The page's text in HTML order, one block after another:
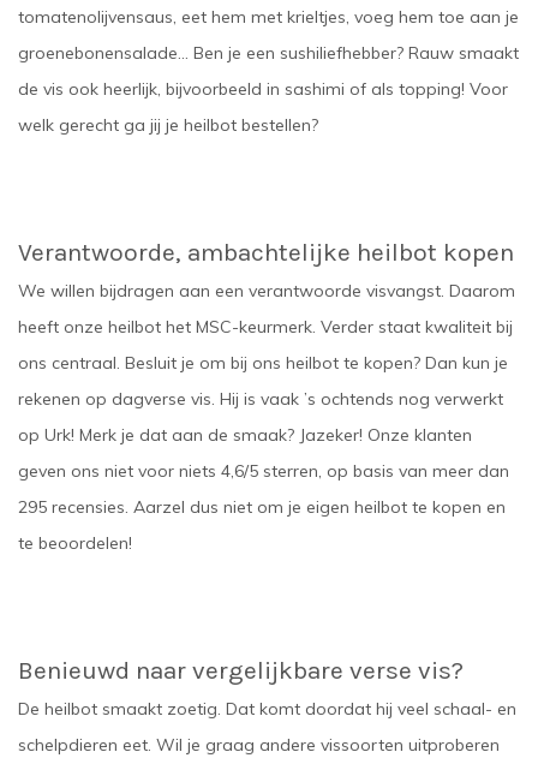
tomatenolijvensaus, eet hem met krieltjes, voeg hem toe aan je
groenebonensalade… Ben je een sushiliefhebber? Rauw smaakt
de vis ook heerlijk, bijvoorbeeld in sashimi of als topping! Voor
welk gerecht ga jij je heilbot bestellen?
Verantwoorde, ambachtelijke heilbot kopen
We willen bijdragen aan een verantwoorde visvangst. Daarom
heeft onze heilbot het MSC-keurmerk. Verder staat kwaliteit bij
ons centraal. Besluit je om bij ons heilbot te kopen? Dan kun je
rekenen op dagverse vis. Hij is vaak ’s ochtends nog verwerkt
op Urk! Merk je dat aan de smaak? Jazeker! Onze klanten
geven ons niet voor niets 4,6/5 sterren, op basis van meer dan
295 recensies. Aarzel dus niet om je eigen heilbot te kopen en
te beoordelen!
Benieuwd naar vergelijkbare verse vis?
De heilbot smaakt zoetig. Dat komt doordat hij veel schaal- en
schelpdieren eet. Wil je graag andere vissoorten uitproberen